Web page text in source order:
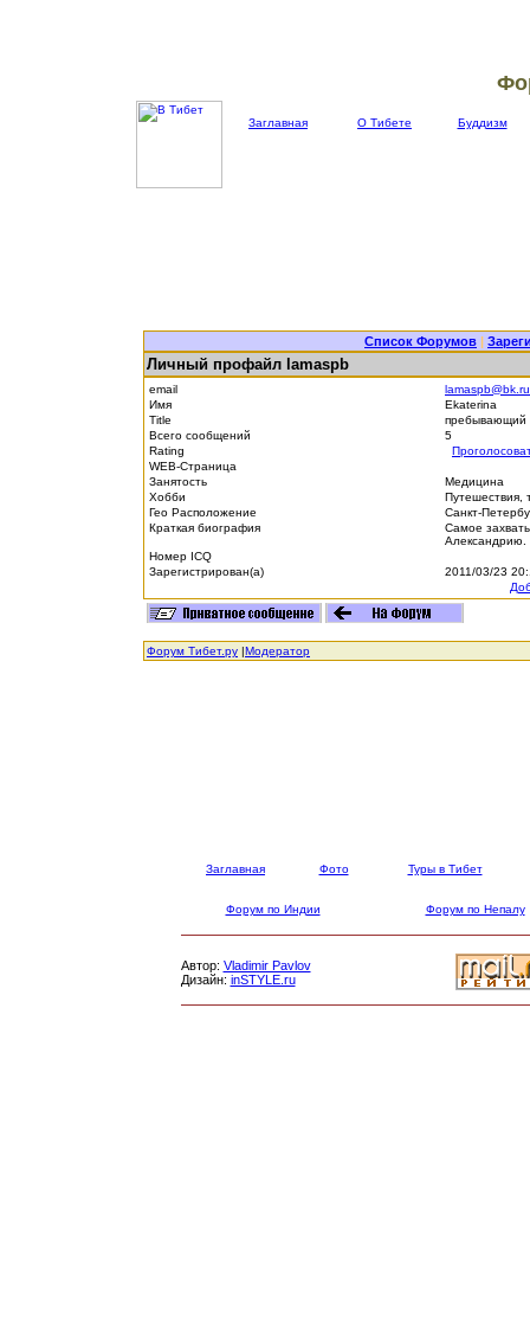
Заглавная О Тибете Буддизм
Список Форумов |
Личный профайл lamaspb
email
lamaspb@bk.ru
Имя
Ekaterina
Title
пребывающий
Всего сообщений
5
Rating
WEB-Страница
Занятость
Медицина
Хобби
Путешествия,
Гео Расположение
Санкт-
Краткая биография
Самое
Александрию.
Номер ICQ
Зарегистрирован(а)
2011/03/23
Форум Тибет.ру |Модератор
Заглавная Фото Туры в Тибет
Форум по Индии Форум по Непалу
Автор: Vladimir Pavlov
Дизайн: inSTYLE.ru